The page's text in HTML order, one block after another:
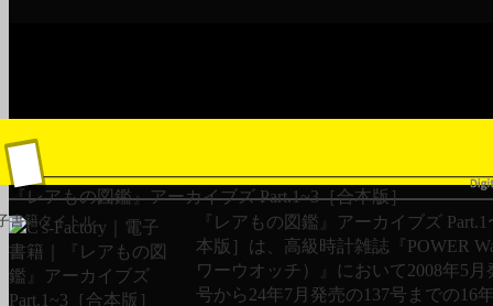
書籍タイトル
『レアもの図鑑』アーカイブズ Part.1~3［合本版］
『レアもの図鑑』アーカイブズ
本版］は、高級時計雑誌『POWER
ワーウオッチ）』において2008年5月
号から24年7月発売の137号までの16